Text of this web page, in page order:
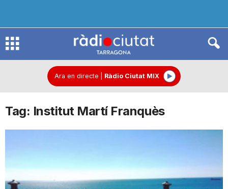
R
d
Ara en directe Ràdio Ciutat MIX
Tag: Institut Martí Franquès